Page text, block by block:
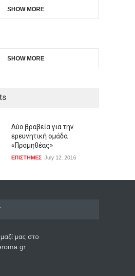
SHOW MORE
SHOW MORE
Δύο βραβεία για την
ερευνητική ομάδα
«Προμηθέας»
ΕΠΙΣΤΗΜΕΣ July 12, 2016
μας στο